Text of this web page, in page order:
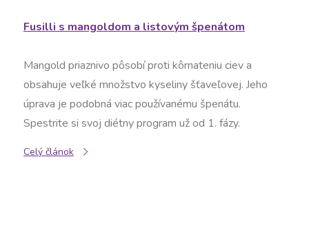
Fusilli s mangoldom a listovým špenátom
Mangold priaznivo pôsobí proti kôrnateniu ciev a
obsahuje veľké množstvo kyseliny šťaveľovej. Jeho
úprava je podobná viac používanému špenátu.
Spestrite si svoj diétny program už od 1. fázy.
Celý článok